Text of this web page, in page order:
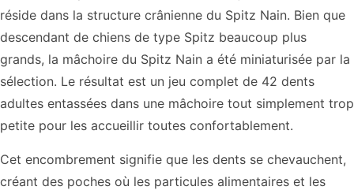
réside dans la structure crânienne du Spitz Nain. Bien que
descendant de chiens de type Spitz beaucoup plus
grands, la mâchoire du Spitz Nain a été miniaturisée par la
sélection. Le résultat est un jeu complet de 42 dents
adultes entassées dans une mâchoire tout simplement trop
petite pour les accueillir toutes confortablement.
Cet encombrement signifie que les dents se chevauchent,
créant des poches où les particules alimentaires et les